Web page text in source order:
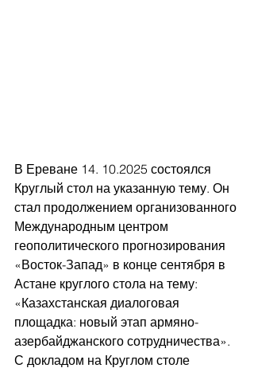
В Ереване 14. 10.2025 состоялся
Круглый стол на указанную тему. Он
стал продолжением организованного
Международным центром
геополитического прогнозирования
«Восток-Запад» в конце сентября в
Астане круглого стола на тему:
«Казахстанская диалоговая
площадка: новый этап армяно-
азербайджанского сотрудничества».
С докладом на Круглом столе